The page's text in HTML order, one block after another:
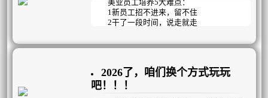
医美的核心原因。这种消费观念的转变，使得
美业需求在经济波动中展现出较强的韧性。
美业员工培养5大难点：
1新员工招不进来，留不住
2干了一段时间，说走就走
4私欲当先，不为企业考虑
只看结果的KPI管理方式已过时，美业更
适合以目标为导向，精确到每天完成情况的OK
R管理模式，它既能明确目标，又注重过程与
2026了，咱们换个方式玩玩
吧！！！